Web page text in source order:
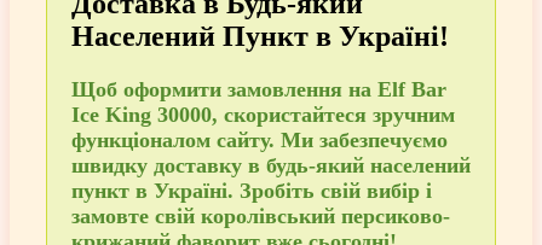
Населений Пункт в Україні!
Щоб оформити замовлення на Elf Bar
Ice King 30000, скористайтеся зручним
функціоналом сайту. Ми забезпечуємо
швидку доставку в будь-який населений
пункт в Україні. Зробіть свій вибір і
замовте свій королівський персиково-